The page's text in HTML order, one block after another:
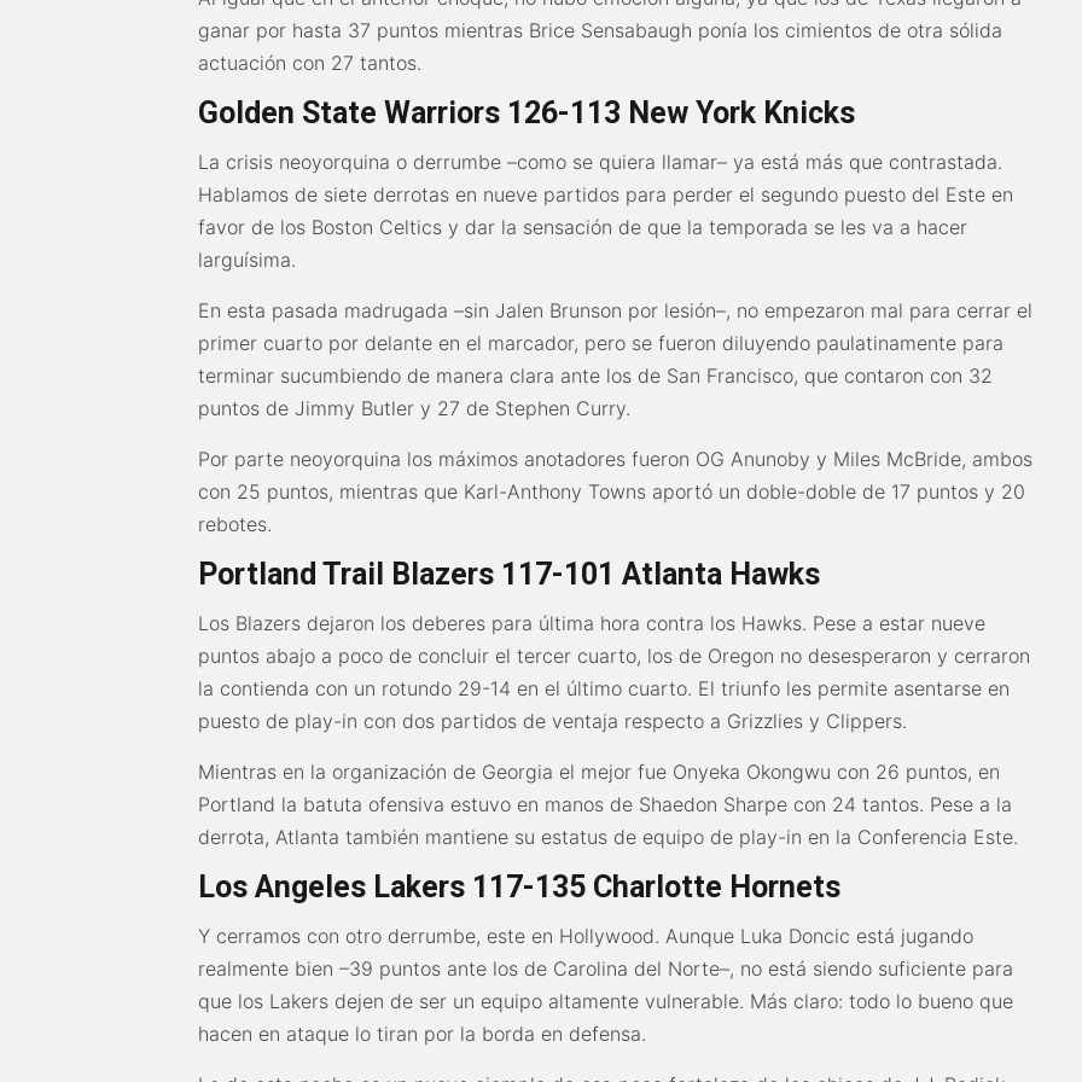
ganar por hasta 37 puntos mientras Brice Sensabaugh ponía los cimientos de otra sólida
actuación con 27 tantos.
Golden State Warriors 126-113 New York Knicks
La crisis neoyorquina o derrumbe –como se quiera llamar– ya está más que contrastada.
Hablamos de siete derrotas en nueve partidos para perder el segundo puesto del Este en
favor de los Boston Celtics y dar la sensación de que la temporada se les va a hacer
larguísima.
En esta pasada madrugada –sin Jalen Brunson por lesión–, no empezaron mal para cerrar el
primer cuarto por delante en el marcador, pero se fueron diluyendo paulatinamente para
terminar sucumbiendo de manera clara ante los de San Francisco, que contaron con 32
puntos de Jimmy Butler y 27 de Stephen Curry.
Por parte neoyorquina los máximos anotadores fueron OG Anunoby y Miles McBride, ambos
con 25 puntos, mientras que Karl-Anthony Towns aportó un doble-doble de 17 puntos y 20
rebotes.
Portland Trail Blazers 117-101 Atlanta Hawks
Los Blazers dejaron los deberes para última hora contra los Hawks. Pese a estar nueve
puntos abajo a poco de concluir el tercer cuarto, los de Oregon no desesperaron y cerraron
la contienda con un rotundo 29-14 en el último cuarto. El triunfo les permite asentarse en
puesto de play-in con dos partidos de ventaja respecto a Grizzlies y Clippers.
Mientras en la organización de Georgia el mejor fue Onyeka Okongwu con 26 puntos, en
Portland la batuta ofensiva estuvo en manos de Shaedon Sharpe con 24 tantos. Pese a la
derrota, Atlanta también mantiene su estatus de equipo de play-in en la Conferencia Este.
Los Angeles Lakers 117-135 Charlotte Hornets
Y cerramos con otro derrumbe, este en Hollywood. Aunque Luka Doncic está jugando
realmente bien –39 puntos ante los de Carolina del Norte–, no está siendo suficiente para
que los Lakers dejen de ser un equipo altamente vulnerable. Más claro: todo lo bueno que
hacen en ataque lo tiran por la borda en defensa.